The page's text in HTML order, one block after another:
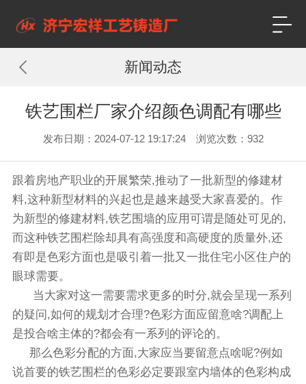
新闻动态
铁艺围栏厂家介绍颜色调配有哪些
发布日期：2024-07-12 19:17:24 浏览次数： 932
跟着房地产职业的开展繁荣,推动了一批新型的修建材
料,这种新型材料的兴起也是越来越受大家喜爱的。作
为新型的修建材料,铁艺围墙的应用可谓是随处可见的,
而这种铁艺围栏除却具有高强度和高硬度的质量外,还
有即是色彩方面也是吸引着一批又一批住宅小区住户的
眼球需要。
当大家对这一需要需求更多的时分,就会呈现一系列
的疑问,如何的规划才合理?色彩方面应留意啥?调配上
是投合啥主体的?都会有一系列的评论的。
那么色彩分配的方面,大家应当要留意点啥呢?例如
说首要的铁艺围栏的色彩必定要跟室内墙体的色彩构成